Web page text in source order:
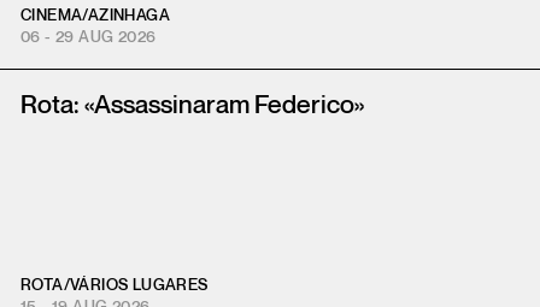
CINEMA/AZINHAGA
06 - 29 AUG 2026
Rota: «Assassinaram Federico»
ROTA/VÁRIOS LUGARES